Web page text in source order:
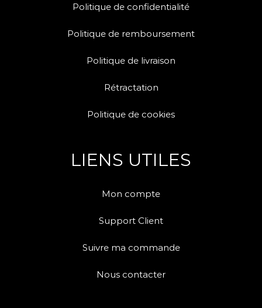
Politique de confidentialité
Politique de remboursement
Politique de livraison
Rétractation
Politique de cookies
LIENS UTILES
Mon compte
Support Client
Suivre ma commande
Nous contacter